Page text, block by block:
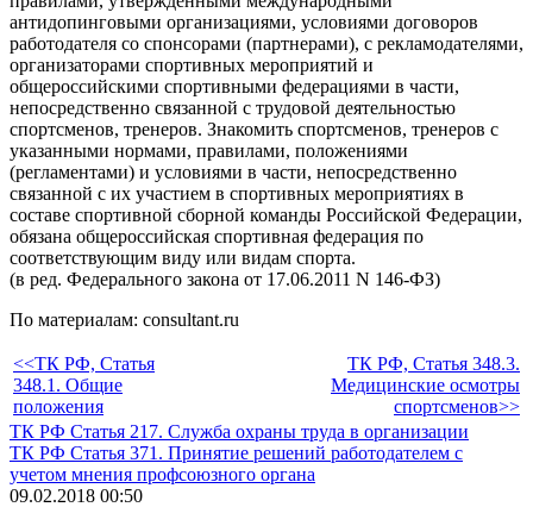
антидопинговыми организациями, условиями договоров
работодателя со спонсорами (партнерами), с рекламодателями,
организаторами спортивных мероприятий и
общероссийскими спортивными федерациями в части,
непосредственно связанной с трудовой деятельностью
спортсменов, тренеров. Знакомить спортсменов, тренеров с
указанными нормами, правилами, положениями
(регламентами) и условиями в части, непосредственно
связанной с их участием в спортивных мероприятиях в
составе спортивной сборной команды Российской Федерации,
обязана общероссийская спортивная федерация по
соответствующим виду или видам спорта.
(в ред. Федерального закона от 17.06.2011 N 146-ФЗ)
По материалам: consultant.ru
<<ТК РФ, Статья
348.1. Общие
положения
ТК РФ, Статья 348.3.
Медицинские осмотры
спортсменов>>
ТК РФ Статья 217. Служба охраны труда в организации
ТК РФ Статья 371. Принятие решений работодателем с
учетом мнения профсоюзного органа
09.02.2018 00:50